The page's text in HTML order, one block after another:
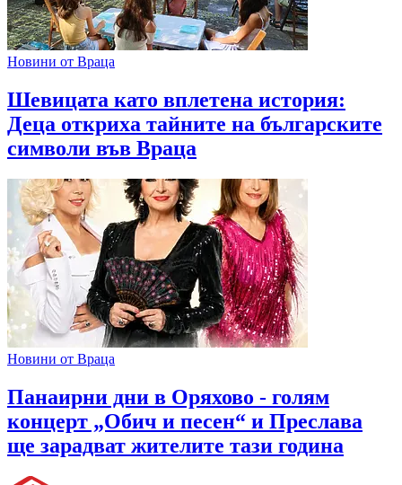
Новини от Враца
Шевицата като вплетена история:
Деца откриха тайните на българските
символи във Враца
Новини от Враца
Панаирни дни в Оряхово - голям
концерт „Обич и песен“ и Преслава
ще зарадват жителите тази година